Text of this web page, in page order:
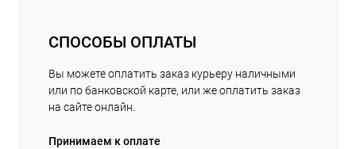
СПОСОБЫ ОПЛАТЫ
Вы можете оплатить заказ курьеру наличными
или по банковской карте, или же оплатить заказ
на сайте онлайн.
Принимаем к оплате